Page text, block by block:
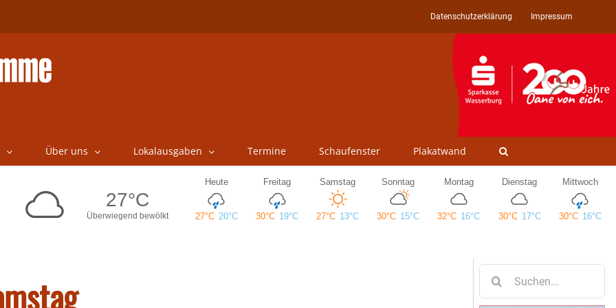
Datenschutzerklärung Impressum
Über uns Lokalausgaben Termine Schaufenster Plakatwand
nach: